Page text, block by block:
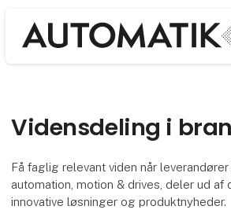
Vidensdeling i
Få faglig relevant viden når
automation, motion & drives, deler ud af
innovative løsninger og produktnyheder.